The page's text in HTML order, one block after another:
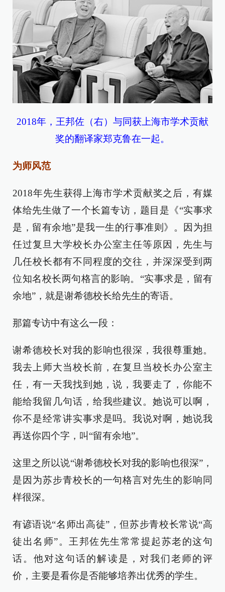
2018年，王邦佐（右）与同获上海市学术贡献
奖的翻译家郑克鲁在一起。
为师风范
2018年先生获得上海市学术贡献奖之后，有媒
体给先生做了一个长篇专访，题目是《“实事求
是，留有余地”是我一生的行事准则》。因为担
任过复旦大学校长办公室主任等原因，先生与
几任校长都有不同程度的交往，并深深受到两
位知名校长两句格言的影响。“实事求是，留有
余地”，就是谢希德校长给先生的寄语。
那篇专访中有这么一段：
谢希德校长对我的影响也很深，我很尊重她。
我去上师大当校长前，在复旦当校长办公室主
任，有一天我找到她，说，我要走了，你能不
能给我留几句话，给我些建议。她说可以啊，
你不是经常讲实事求是吗。我说对啊，她说我
再送你四个字，叫“留有余地”。
这里之所以说“谢希德校长对我的影响也很深”，
是因为苏步青校长的一句格言对先生的影响同
样很深。
有谚语说“名师出高徒”，但苏步青校长常说“高
徒出名师”。王邦佐先生常常提起苏老的这句
话。他对这句话的解读是，对我们老师的评
价，主要是看你是否能够培养出优秀的学生。